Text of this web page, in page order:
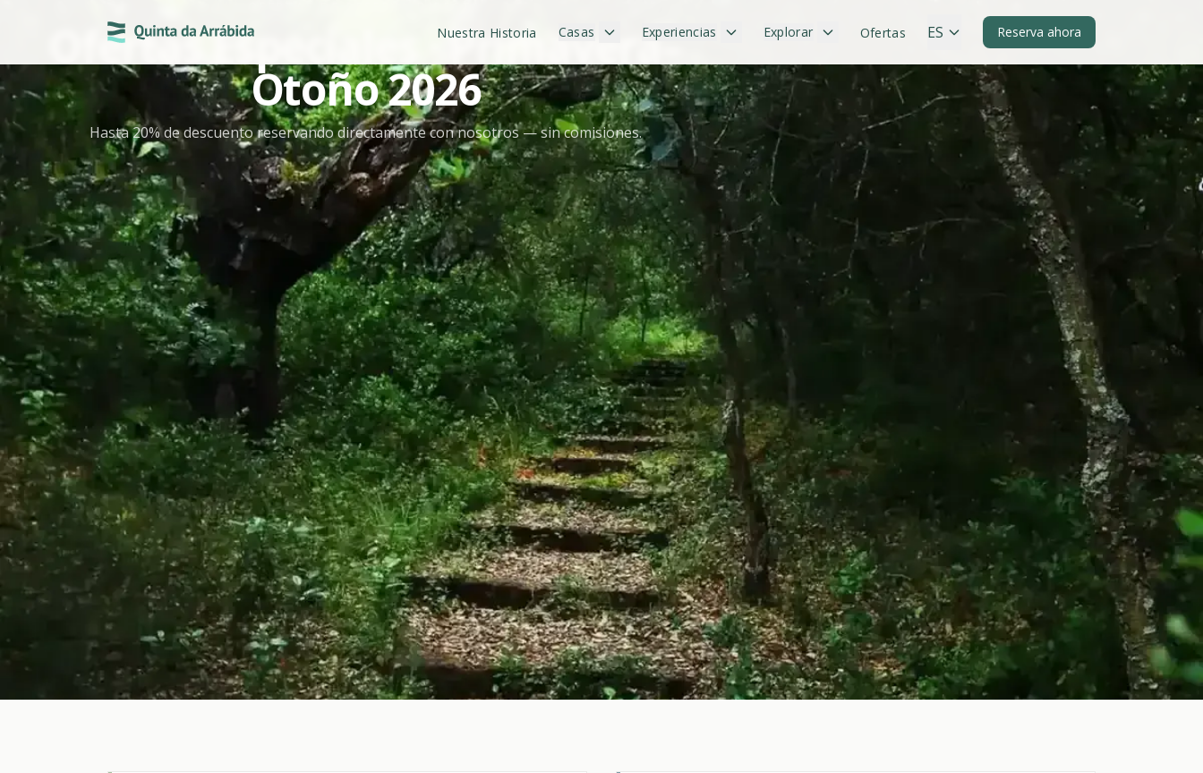
Nuestra Historia Casas Experiencias Explorar Ofertas ES Reserva ahora
Ofertas Especiales · Primavera–
Otoño 2026
Hasta 20% de descuento reservando directamente con nosotros — sin comisiones.